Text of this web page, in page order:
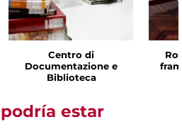
Centro di
Documentazione e
Biblioteca
estar